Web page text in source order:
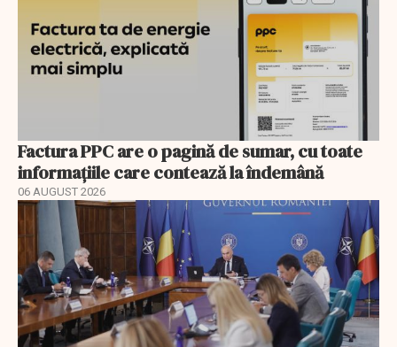
Factura PPC are o pagină de sumar, cu toate
informațiile care contează la îndemână
06 AUGUST 2026